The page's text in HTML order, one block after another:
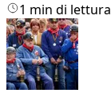
1 min di lettura